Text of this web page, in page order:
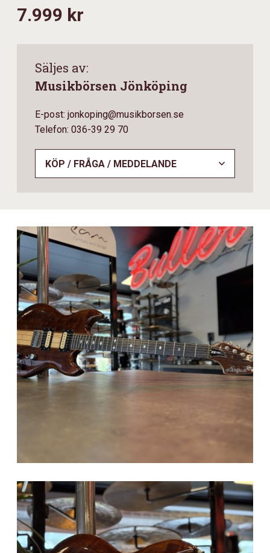
7.999 kr
Säljes av:
Musikbörsen Jönköping
E-post: jonkoping@musikborsen.se
Telefon: 036-39 29 70
KÖP / FRÅGA / MEDDELANDE